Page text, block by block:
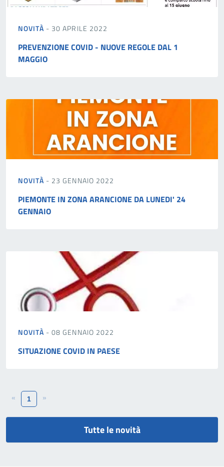
NOVITÀ - 30 APRILE 2022
PREVENZIONE COVID - NUOVE REGOLE DAL 1
MAGGIO
NOVITÀ - 23 GENNAIO 2022
PIEMONTE IN ZONA ARANCIONE DA LUNEDI' 24
GENNAIO
NOVITÀ - 08 GENNAIO 2022
SITUAZIONE COVID IN PAESE
« 1 »
Tutte le novità